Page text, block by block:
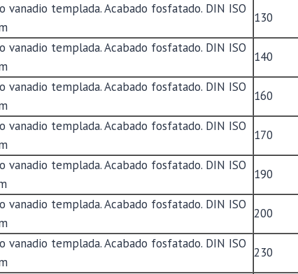
vanadio templada. Acabado fosfatado. DIN ISO
130
vanadio templada. Acabado fosfatado. DIN ISO
140
vanadio templada. Acabado fosfatado. DIN ISO
160
vanadio templada. Acabado fosfatado. DIN ISO
170
vanadio templada. Acabado fosfatado. DIN ISO
190
vanadio templada. Acabado fosfatado. DIN ISO
200
vanadio templada. Acabado fosfatado. DIN ISO
230